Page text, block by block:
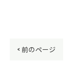
< 前のページ